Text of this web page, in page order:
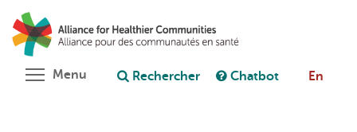
Aller
au
contenu
principal
Poser une question au chatbot
Menu Toggle menu visibility
Rechercher Chatbot En